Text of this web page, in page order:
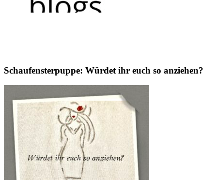
Schaufensterpuppe: Würdet ihr euch so anziehen?